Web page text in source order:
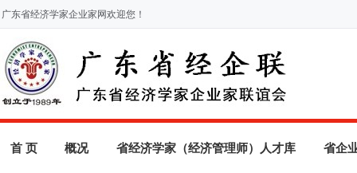
广东省经济学家企业家网欢迎您！
首 页 概况 省经济学家（经济管理师）人才库 省企